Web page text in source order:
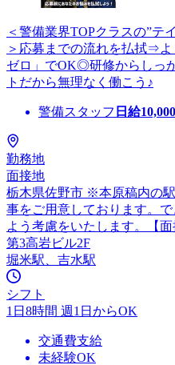
＜警備業界TOPクラスの”テ
＞応募までの流れを払拭⇒
ゼロ」でOK◎研修からしっ
トだから無理なく働こう♪
警備スタッフ 日給10,000
勤務地
面接地
栃木県佐野市 ※本原稿内の
事をご用意しております。
よう考慮をいたします。【
第3高岩ビル2F
堀米駅、吉水駅
シフト
1日8時間 週1日からOK
交通費支給
未経験OK